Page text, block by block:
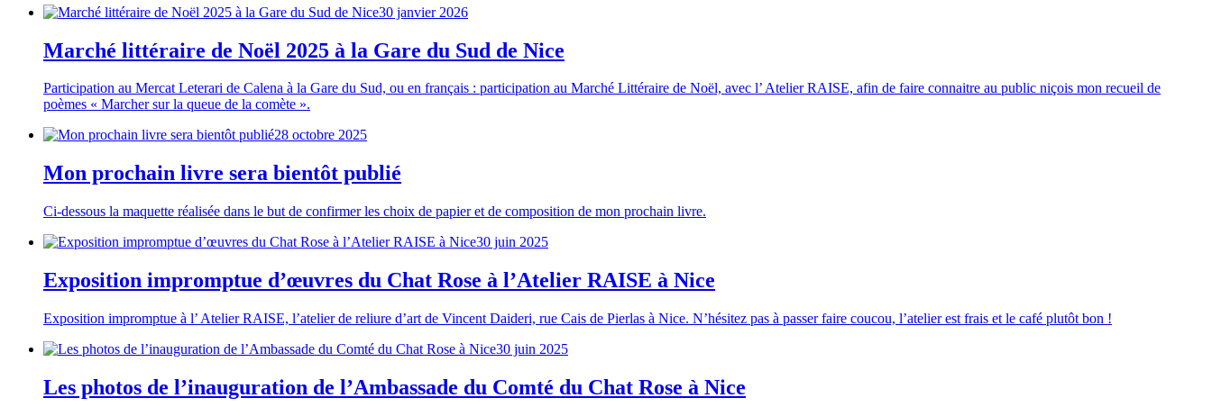
30 janvier 2026
Marché littéraire de Noël 2025 à la Gare du Sud de Nice
Participation au Mercat Leterari de Calena à la Gare du Sud, ou en français : participation au Marché Littéraire de Noël, avec l’ Atelier RAISE, afin de faire connaitre au public niçois mon recueil de
poèmes « Marcher sur la queue de la comète ».
28 octobre 2025
Mon prochain livre sera bientôt publié
Ci-dessous la maquette réalisée dans le but de confirmer les choix de papier et de composition de mon prochain livre.
30 juin 2025
Exposition impromptue d’œuvres du Chat Rose à l’Atelier RAISE à Nice
Exposition impromptue à l’ Atelier RAISE, l’atelier de reliure d’art de Vincent Daideri, rue Cais de Pierlas à Nice. N’hésitez pas à passer faire coucou, l’atelier est frais et le café plutôt bon !
30 juin 2025
Les photos de l’inauguration de l’Ambassade du Comté du Chat Rose à Nice